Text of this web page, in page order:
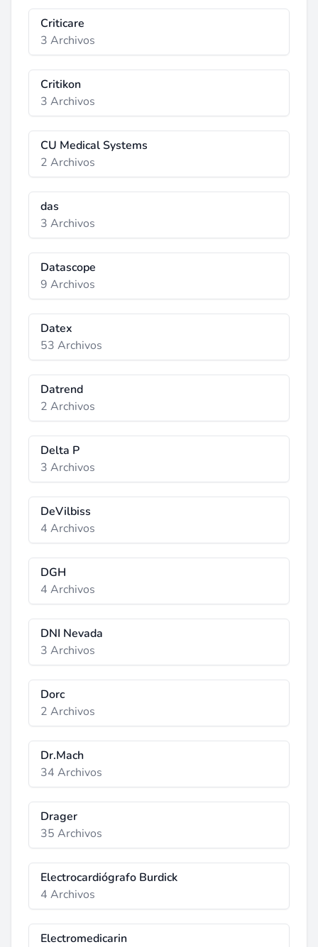
Criticare
3 Archivos
Critikon
3 Archivos
CU Medical Systems
2 Archivos
das
3 Archivos
Datascope
9 Archivos
Datex
53 Archivos
Datrend
2 Archivos
Delta P
3 Archivos
DeVilbiss
4 Archivos
DGH
4 Archivos
DNI Nevada
3 Archivos
Dorc
2 Archivos
Dr.Mach
34 Archivos
Drager
35 Archivos
Electrocardiógrafo Burdick
4 Archivos
Electromedicarin